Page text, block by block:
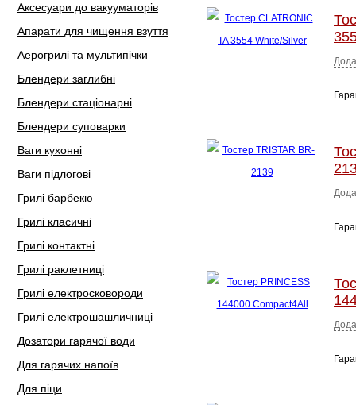
Аксесуари до вакууматорів
Апарати для чищення взуття
Аерогрилі та мультипічки
Блендери заглибні
Блендери стаціонарні
Блендери суповарки
Ваги кухонні
Ваги підлогові
Грилі барбекю
Грилі класичні
Грилі контактні
Грилі раклетниці
Грилі електросковороди
Грилі електрошашличниці
Дозатори гарячої води
Для гарячих напоїв
Для піци